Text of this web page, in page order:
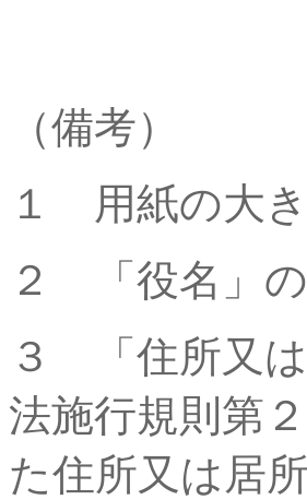
（備考）
１ 用紙の大
２ 「役名」
３ 「住所又
法施行規則第
た住所又は居